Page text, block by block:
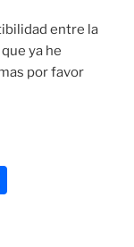
entre la
ya he
por favor